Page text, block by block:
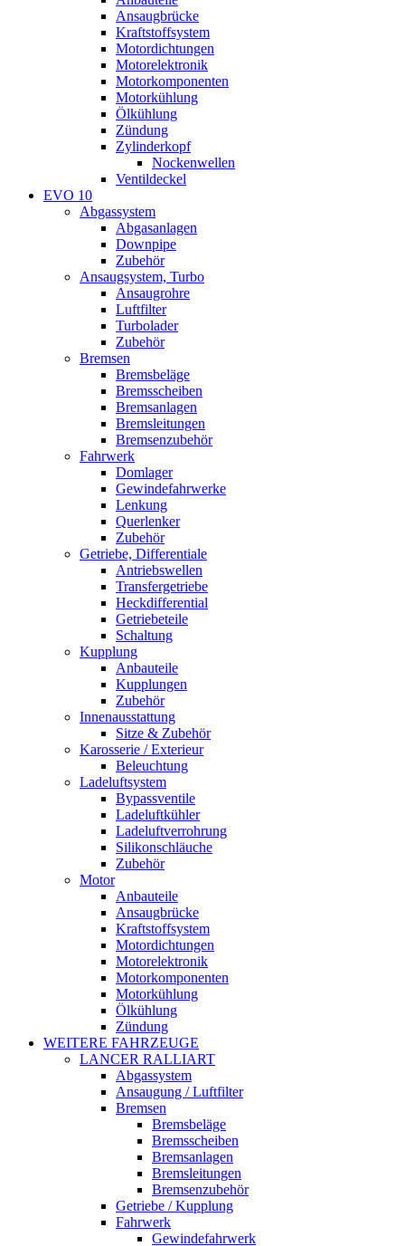
Ansaugbrücke
Kraftstoffsystem
Motordichtungen
Motorelektronik
Motorkomponenten
Motorkühlung
Ölkühlung
Zündung
Zylinderkopf
Nockenwellen
Ventildeckel
EVO 10
Abgassystem
Abgasanlagen
Downpipe
Zubehör
Ansaugsystem, Turbo
Ansaugrohre
Luftfilter
Turbolader
Zubehör
Bremsen
Bremsbeläge
Bremsscheiben
Bremsanlagen
Bremsleitungen
Bremsenzubehör
Fahrwerk
Domlager
Gewindefahrwerke
Lenkung
Querlenker
Zubehör
Getriebe, Differentiale
Antriebswellen
Transfergetriebe
Heckdifferential
Getriebeteile
Schaltung
Kupplung
Anbauteile
Kupplungen
Zubehör
Innenausstattung
Sitze & Zubehör
Karosserie / Exterieur
Beleuchtung
Ladeluftsystem
Bypassventile
Ladeluftkühler
Ladeluftverrohrung
Silikonschläuche
Zubehör
Motor
Anbauteile
Ansaugbrücke
Kraftstoffsystem
Motordichtungen
Motorelektronik
Motorkomponenten
Motorkühlung
Ölkühlung
Zündung
WEITERE FAHRZEUGE
LANCER RALLIART
Abgassystem
Ansaugung / Luftfilter
Bremsen
Bremsbeläge
Bremsscheiben
Bremsanlagen
Bremsleitungen
Bremsenzubehör
Getriebe / Kupplung
Fahrwerk
Gewindefahrwerk